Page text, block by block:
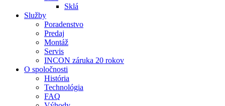
Sklá
Služby
Poradenstvo
Predaj
Montáž
Servis
INCON záruka 20 rokov
O spoločnosti
História
Technológia
FAQ